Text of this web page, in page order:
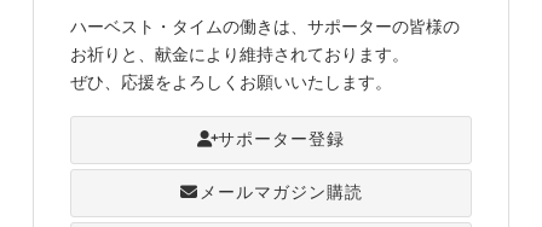
ハーベスト・タイムの働きは、サポーターの皆様の
お祈りと、献金により維持されております。
ぜひ、応援をよろしくお願いいたします。
サポーター登録
メールマガジン購読